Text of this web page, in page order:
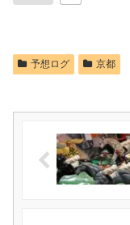
予想ログ 京都